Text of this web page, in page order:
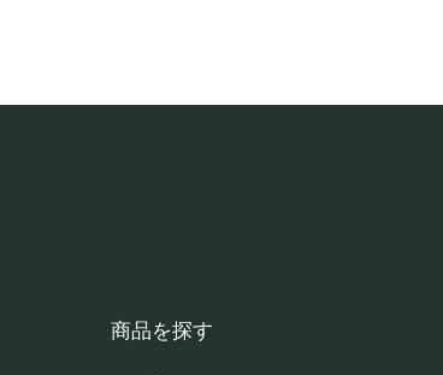
商品を探す